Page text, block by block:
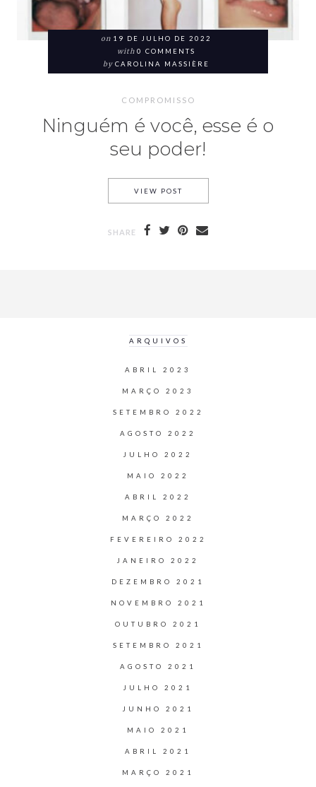
on 19 DE JULHO DE 2022
with 0 COMMENTS
by CAROLINA MASSIÈRE
COMPROMISSO
Ninguém é você, esse é o
seu poder!
VIEW POST
SHARE
ARQUIVOS
ABRIL 2023
MARÇO 2023
SETEMBRO 2022
AGOSTO 2022
JULHO 2022
MAIO 2022
ABRIL 2022
MARÇO 2022
FEVEREIRO 2022
JANEIRO 2022
DEZEMBRO 2021
NOVEMBRO 2021
OUTUBRO 2021
SETEMBRO 2021
AGOSTO 2021
JULHO 2021
JUNHO 2021
MAIO 2021
ABRIL 2021
MARÇO 2021